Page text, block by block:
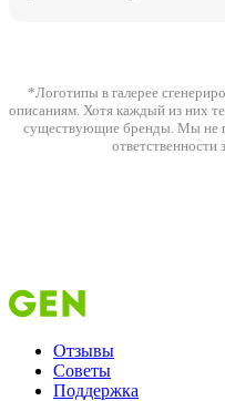
*Логотипы в галерее
описаниям. Хотя каждый из них
существующие бренды. Мы не
ответственности
Отзывы
Советы
Поддержка